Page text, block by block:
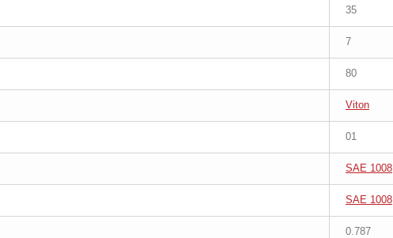
35
7
80
Viton
01
SAE 1008
SAE 1008
0.787